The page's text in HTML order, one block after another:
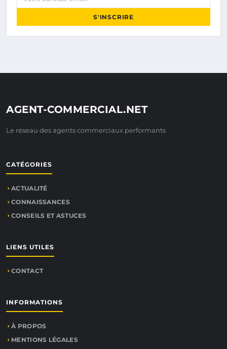
S'INSCRIRE
AGENT-COMMERCIAL.NET
Le réseau des agents commerciaux performants
CATÉGORIES
ACTUALITÉ
CONNAISSANCES
CONSEILS ET ASTUCES
LIENS UTILES
CONTACT
INFORMATIONS
À PROPOS
MENTIONS LÉGALES